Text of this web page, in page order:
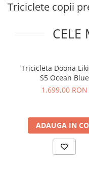
Decoratiuni
Jucarii educative
Figurine jucarii mici
Jucarii interactive
Frumusete si Bijuterii
Jocuri de societate
Triciclete copii
CELE
Tricicleta Doona
S5 Ocean Blue
1.699,00 RON
ADAUGA IN